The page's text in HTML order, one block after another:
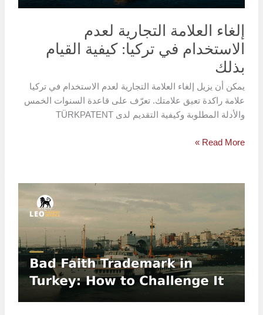
إلغاء العلامة التجارية لعدم
الاستخدام في تركيا: كيفية القيام
بذلك
يمكن أن يزيل إلغاء العلامة التجارية لعدم الاستخدام في تركيا
علامة راكدة تعيق علامتك. تعرّف على قاعدة السنوات الخمس
والأدلة المطلوبة وكيفية التقديم لدى TÜRKPATENT
القيام
بذلك
Read More »
نية
في
تركيا:
كيفية
الاعتراض
عليها